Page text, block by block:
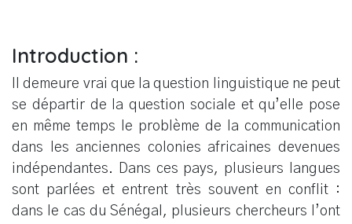
Introduction :
Il demeure vrai que la question linguistique ne peut
se départir de la question sociale et qu’elle pose
en même temps le problème de la communication
dans les anciennes colonies africaines devenues
indépendantes. Dans ces pays, plusieurs langues
sont parlées et entrent très souvent en conflit :
dans le cas du Sénégal, plusieurs chercheurs l’ont